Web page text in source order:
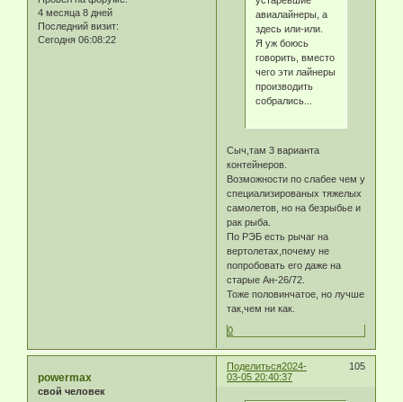
4 месяца 8 дней
Последний визит:
Сегодня 06:08:22
авиалайнеры, а
здесь или-или.
Я уж боюсь
говорить, вместо
чего эти лайнеры
производить
собрались...
Сыч,там 3 варианта
контейнеров.
Возможности по слабее чем у
специализированых тяжелых
самолетов, но на безрыбье и
рак рыба.
По РЭБ есть рычаг на
вертолетах,почему не
попробовать его даже на
старые Ан-26/72.
Тоже половинчатое, но лучше
так,чем ни как.
0
Поделиться 105
2024-
03-05 20:40:37
powermax
свой человек